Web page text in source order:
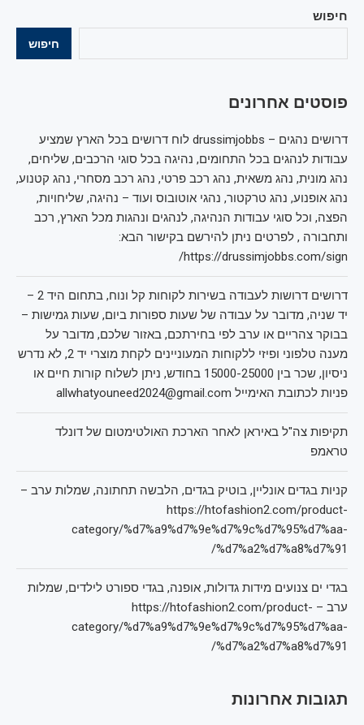
חיפוש
חיפוש
פוסטים אחרונים
דרושים נהגים – drussimjobbs לוח דרושים בכל הארץ שמציע
עבודות לנהגים בכל התחומים, נהיגה בכל סוגי הרכבים, שליחים,
נהג מונית, נהג משאית, נהג רכב פרטי, נהג רכב מסחרי, נהג קטנוע,
נהג אופנוע, נהג טרקטור, נהגי אוטובוס ועוד – נהיגה, שליחויות,
הפצה, וכל סוגי עבודות הנהיגה, לנהגים ונהגות מכל הארץ, רכב
ותחבורה , לפרטים ניתן להירשם בקישור הבא:
https://drussimjobbs.com/sign/
דרושים דרושות לעבודה בשירות לקוחות קל ונוח, בתחום היד 2 –
יד שניה, מדובר על עבודה של שעות ספורות ביום, שעות גמישות –
בבוקר צהריים או ערב לפי בחירתכם, באזור שלכם, מדובר על
מענה טלפוני ופיזי ללקוחות המעוניינים לקחת מוצרי יד 2, לא נדרש
ניסיון, שכר בין 15000-25000 בחודש, ניתן לשלוח קורות חיים או
פניות לכתובת האימייל allwhatyouneed2024@gmail.com
תקיפות צה"ל באיראן לאחר הארכת האולטימטום של דונלד
טראמפ
קניות בגדים אונליין, בוטיק בגדים, הלבשה תחתונה, שמלות ערב –
https://htofashion2.com/product-
category/%d7%a9%d7%9e%d7%9c%d7%95%d7%aa-
%d7%a2%d7%a8%d7%91/
בגדי ים צנועים מידות גדולות, אופנה, בגדי ספורט לילדים, שמלות
ערב – https://htofashion2.com/product-
category/%d7%a9%d7%9e%d7%9c%d7%95%d7%aa-
%d7%a2%d7%a8%d7%91/
תגובות אחרונות